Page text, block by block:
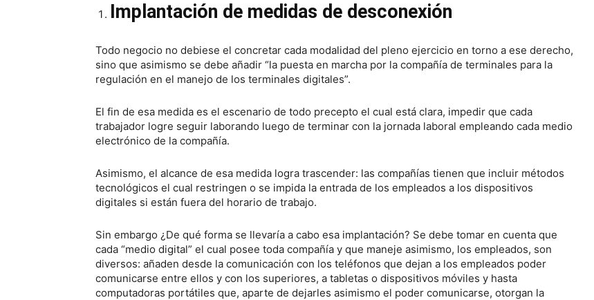
Implantación de medidas de desconexión
Todo negocio no debiese el concretar cada modalidad del pleno ejercicio en torno a ese derecho,
sino que asimismo se debe añadir “la puesta en marcha por la compañía de terminales para la
regulación en el manejo de los terminales digitales”.
El fin de esa medida es el escenario de todo precepto el cual está clara, impedir que cada
trabajador logre seguir laborando luego de terminar con la jornada laboral empleando cada medio
electrónico de la compañía.
Asimismo, el alcance de esa medida logra trascender: las compañías tienen que incluir métodos
tecnológicos el cual restringen o se impida la entrada de los empleados a los dispositivos
digitales si están fuera del horario de trabajo.
Sin embargo ¿De qué forma se llevaría a cabo esa implantación? Se debe tomar en cuenta que
cada “medio digital” el cual posee toda compañía y que maneje asimismo, los empleados, son
diversos: añaden desde la comunicación con los teléfonos que dejan a los empleados poder
comunicarse entre ellos y con los superiores, a tabletas o dispositivos móviles y hasta
computadoras portátiles que, aparte de dejarles asimismo el poder comunicarse, otorgan la